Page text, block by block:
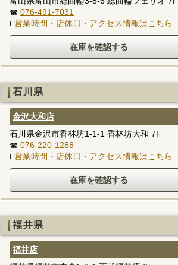
☎ 076-491-7031
ℹ 営業時間・店休日・アクセス情報はこちら
石川県
金沢大和店
石川県金沢市香林坊1-1-1 香林坊大和 7F
☎ 076-220-1288
ℹ 営業時間・店休日・アクセス情報はこちら
福井県
福井店